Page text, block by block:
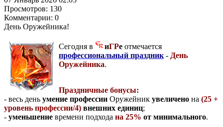
Просмотров: 130
Комментарии: 0
День Оружейника!
Сегодня в иГРе отмечается
профессиональный праздник - День
Оружейника.
Праздничные бонусы:
- весь день умение профессии Оружейник увеличено на (25 +
уровень профессии/4) внешних единиц;
- уменьшение времени подхода на 25% от минимального.